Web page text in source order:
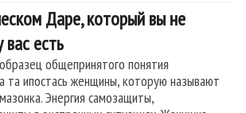
Даре, который вы не
есть
общепринятого понятия
та ипостась женщины, которую называют
Энергия самозащиты,